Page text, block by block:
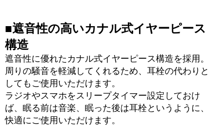
■遮音性の高いカナル式イヤーピース
構造
遮音性に優れたカナル式イヤーピース構造を採用。
周りの騒音を軽減してくれるため、耳栓の代わりと
してもご使用いただけます。
ラジオやスマホをスリープタイマー設定しておけ
ば、眠る前は音楽、眠った後は耳栓というように、
快適にご使用いただけます。